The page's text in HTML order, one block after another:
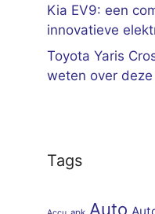
Kia EV9: een
innovatieve
Toyota Yaris
weten over
Tags
Auto